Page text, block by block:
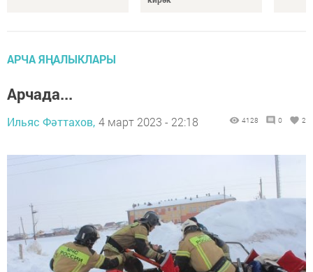
АРЧА ЯҢАЛЫКЛАРЫ
Арчада...
Ильяс Фәттахов, 4 март 2023 - 22:18 4128 0 2